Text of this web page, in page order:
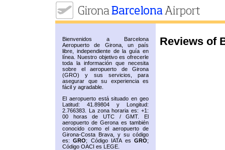
Bienvenidos a Barcelona
Aeropuerto de Girona, un país
libre, independiente de la guía en
línea. Nuestro objetivo es ofrecerle
toda la información que necesita
sobre el aeropuerto de Girona
(GRO) y sus servicios, para
asegurar que su experiencia es
fácil y agradable.
El aeropuerto está situado en geo
Latitud: 41.89804 y Longitud:
2.766383. La zona horaria es: +1:
00 horas de UTC / GMT. El
aeropuerto de Gerona es también
conocido como el aeropuerto de
Girona-Costa Brava, y su código
es:GRO; Código IATA esGRO;
Código OACI es LEGE.
Reviews of